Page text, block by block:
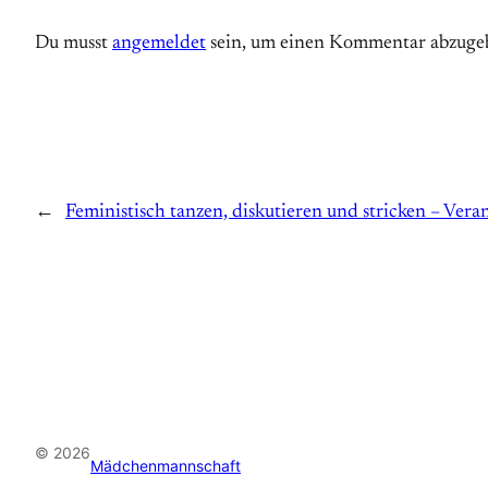
Du musst angemeldet sein, um einen Kommentar
← Feministisch tanzen, diskutieren und stricken –
© 2026
Mädchenmannschaft